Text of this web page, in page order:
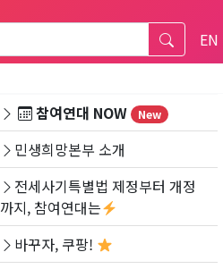
EN
참여연대 NOW New
민생희망본부 소개
전세사기특별법 제정부터 개정
까지, 참여연대는
바꾸자, 쿠팡!